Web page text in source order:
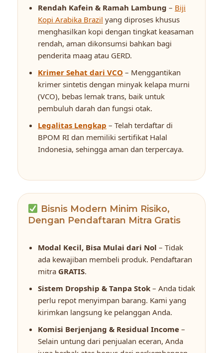
Rendah Kafein & Ramah Lambung – Biji
Kopi Arabika Brazil yang diproses khusus
menghasilkan kopi dengan tingkat keasaman
rendah, aman dikonsumsi bahkan bagi
penderita maag atau GERD.
Krimer Sehat dari VCO – Menggantikan
krimer sintetis dengan minyak kelapa murni
(VCO), bebas lemak trans, baik untuk
pembuluh darah dan fungsi otak.
Legalitas Lengkap – Telah terdaftar di
BPOM RI dan memiliki sertifikat Halal
Indonesia, sehingga aman dan terpercaya.
Bisnis Modern Minim Risiko,
Dengan Pendaftaran Mitra Gratis
Modal Kecil, Bisa Mulai dari Nol – Tidak
ada kewajiban membeli produk. Pendaftaran
mitra GRATIS.
Sistem Dropship & Tanpa Stok – Anda tidak
perlu repot menyimpan barang. Kami yang
kirimkan langsung ke pelanggan Anda.
Komisi Berjenjang & Residual Income –
Selain untung dari penjualan eceran, Anda